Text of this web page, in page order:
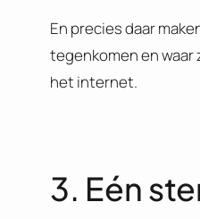
En precies daar
tegenkomen en waar
het internet.
3. Eén